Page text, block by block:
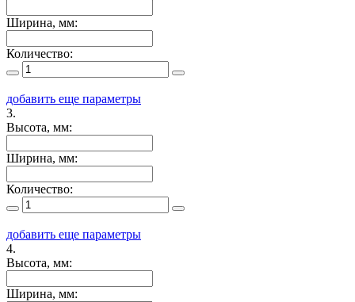
Ширина, мм:
Количество:
добавить еще параметры
3.
Высота, мм:
Ширина, мм:
Количество:
добавить еще параметры
4.
Высота, мм:
Ширина, мм: